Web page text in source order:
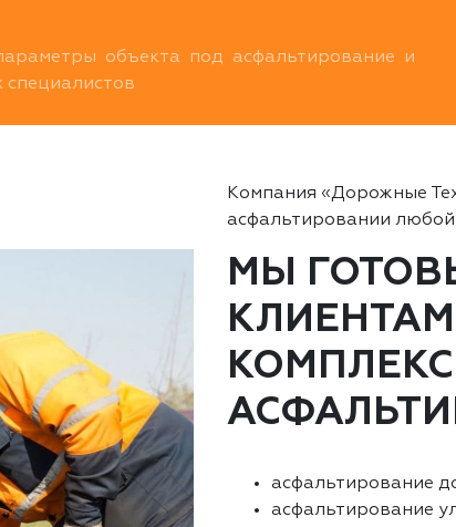
объекта под асфальтирование и
специалистов
Компания «Дорожные
асфальтировании любой
МЫ
КОМПЛЕКС
асфальтирование
асфальтирование